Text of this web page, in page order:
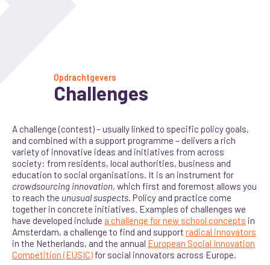
Opdrachtgevers
Challenges
A challenge (contest) – usually linked to specific policy goals,
and combined with a support programme – delivers a rich
variety of innovative ideas and initiatives from across
society: from residents, local authorities, business and
education to social organisations. It is an instrument for
crowdsourcing innovation, which first and foremost allows you
to reach the unusual suspects. Policy and practice come
together in concrete initiatives. Examples of challenges we
have developed include a challenge for new school concepts in
Amsterdam, a challenge to find and supportradical innovators
in the Netherlands, and the annual European Social Innovation
Competition (EUSIC) for social innovators across Europe.